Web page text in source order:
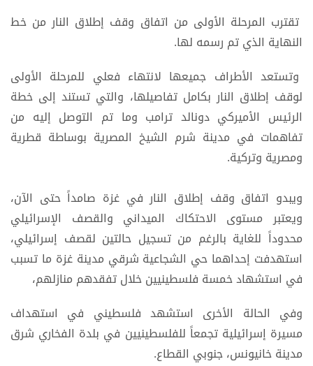
تقترب المرحلة الأولى من اتفاق وقف إطلاق النار من خط
النهاية الذي تم رسمه لها.
وتستعد الأطراف جميعها لانتهاء فعلي للمرحلة الأولى
لوقف إطلاق النار بكامل تفاصيلها، والتي تستند إلى خطة
الرئيس الأميركي دونالد ترامب وما تم التوصل إليه من
تفاهمات في مدينة شرم الشيخ المصرية بوساطة قطرية
ومصرية وتركية.
ويبدو اتفاق وقف إطلاق النار في غزة صامداً حتى الآن،
ويعتبر مستوى الاحتكاك الميداني والقصف الإسرائيلي
محدوداً للغاية بالرغم من تسجيل حالتين لقصف إسرائيلي،
استهدفت إحداهما حي الشجاعية شرقي مدينة غزة ما تسبب
في استشهاد خمسة فلسطينيين خلال تفقدهم منازلهم،
وفي الحالة الأخرى استشهد فلسطيني في استهداف
مسيرة إسرائيلية تجمعاً للفلسطينيين في بلدة الفخاري شرق
مدينة خانيونس، جنوبي القطاع.